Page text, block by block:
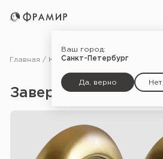
Ваш город:
Санкт-Петербург
Да, верно
Главная Каталог Фурнитура
Завертка MH-WC —